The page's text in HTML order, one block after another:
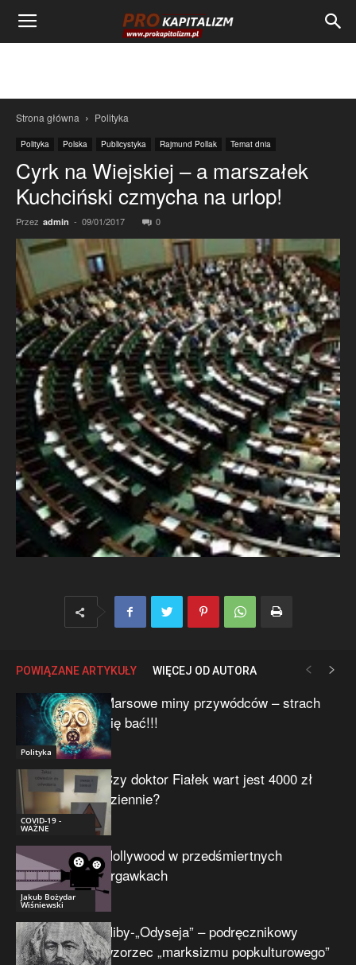
Strona główna Polityka
Polityka Polska Publicystyka Rajmund Pollak Temat dnia
Cyrk na Wiejskiej – a marszałek
Kuchciński czmycha na urlop!
Przez admin - 09/01/2017 0
POWIĄZANE ARTYKUŁY WIĘCEJ OD AUTORA
Polityka
Marsowe miny przywódców – strach
się bać!!!
COVID-19 -
WAŻNE
Czy doktor Fiałek wart jest 4000 zł
dziennie?
Jakub Bożydar
Wiśniewski
Hollywood w przedśmiertnych
drgawkach
Niby-„Odyseja” – podręcznikowy
wzorzec „marksizmu popkulturowego”